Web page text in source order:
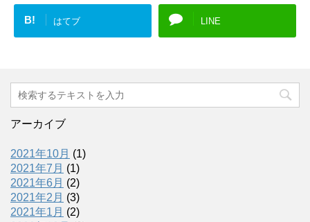
B! はてブ LINE
アーカイブ
2021年10月 (1)
2021年7月 (1)
2021年6月 (2)
2021年2月 (3)
2021年1月 (2)